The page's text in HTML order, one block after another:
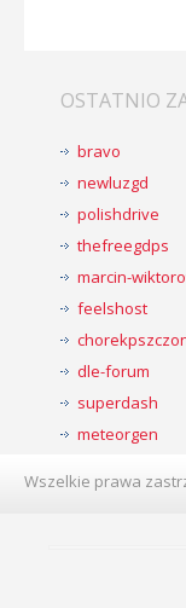
OSTATNIO
bravo
newluzgd
polishdrive
thefreegdps
marcin-
feelshost
dle-forum
superdash
meteorgen
Wszelkie prawa